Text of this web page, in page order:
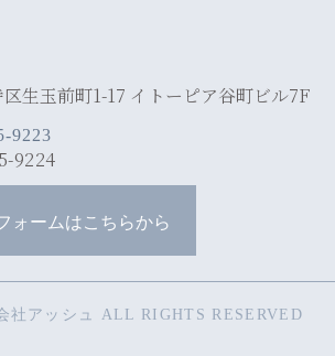
生玉前町1-17 イトーピア谷町ビル7F
9223
9224
ォームはこちらから
社アッシュ ALL RIGHTS RESERVED